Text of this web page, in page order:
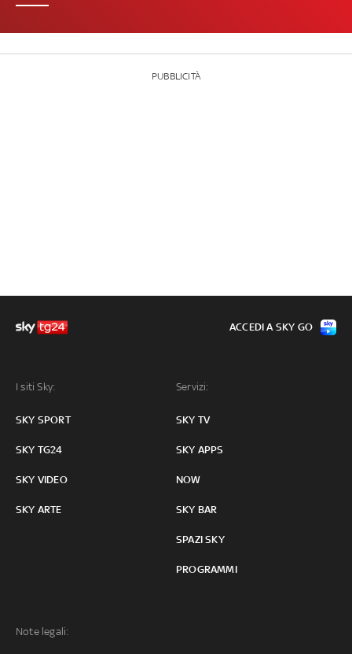
PUBBLICITÀ
I siti Sky:
SKY SPORT
SKY TG24
SKY VIDEO
SKY ARTE
Servizi:
SKY TV
SKY APPS
NOW
SKY BAR
SPAZI SKY
PROGRAMMI
Note legali:
ACCEDI A SKY GO